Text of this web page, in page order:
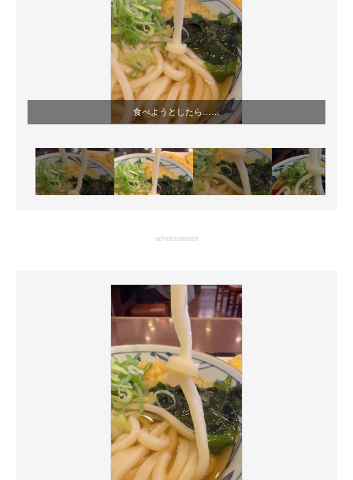
電子設計の基本と応用
エネルギーの専門メディア
建設×テクノロジーの最前線
ちょっと気になるネットの話題食べようとしたら……
advertisement